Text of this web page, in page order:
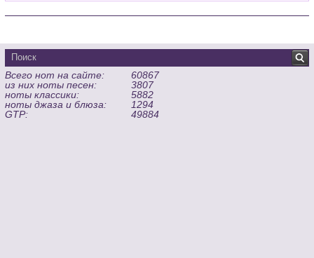
Всего нот на сайте:
60867
из них ноты песен:
3807
ноты классики:
5882
ноты джаза и блюза:
1294
GTP:
49884